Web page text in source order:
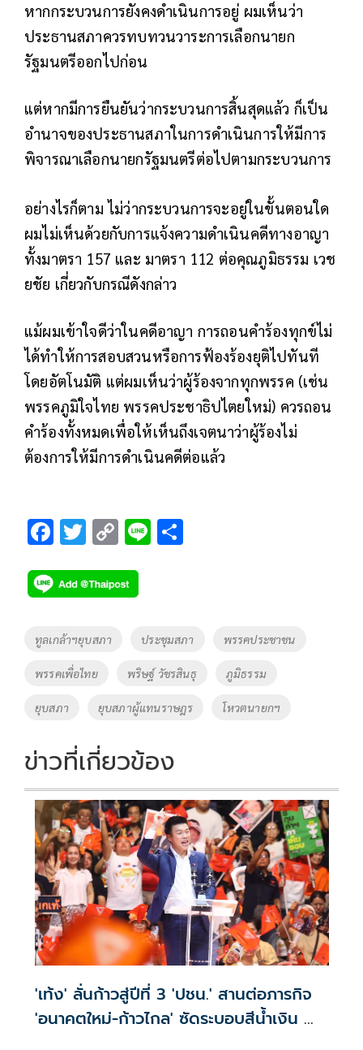
หากกระบวนการยังคงดำเนินการอยู่ ผมเห็นว่า
ประธานสภาควรทบทวนวาระการเลือกนายก
รัฐมนตรีออกไปก่อน
แต่หากมีการยืนยันว่ากระบวนการสิ้นสุดแล้ว ก็เป็น
อำนาจของประธานสภาในการดำเนินการให้มีการ
พิจารณาเลือกนายกรัฐมนตรีต่อไปตามกระบวนการ
อย่างไรก็ตาม ไม่ว่ากระบวนการจะอยู่ในขั้นตอนใด
ผมไม่เห็นด้วยกับการแจ้งความดำเนินคดีทางอาญา
ทั้งมาตรา 157 และ มาตรา 112 ต่อคุณภูมิธรรม เวช
ยชัย เกี่ยวกับกรณีดังกล่าว
แม้ผมเข้าใจดีว่าในคดีอาญา การถอนคำร้องทุกข์ไม่
ได้ทำให้การสอบสวนหรือการฟ้องร้องยุติไปทันที
โดยอัตโนมัติ แต่ผมเห็นว่าผู้ร้องจากทุกพรรค (เช่น
พรรคภูมิใจไทย พรรคประชาธิปไตยใหม่) ควรถอน
คำร้องทั้งหมดเพื่อให้เห็นถึงเจตนาว่าผู้ร้องไม่
ต้องการให้มีการดำเนินคดีต่อแล้ว
F
e
b
o
o
k
T
tt
er
C
p
y
k
Li
Tags
ทูลเกล้าฯยุบสภา ประชุมสภา พรรคประชาชน
พรรคเพื่อไทย พริษฐ์ วัชรสินธุ ภูมิธรรม
ยุบสภา ยุบสภาผู้แทนราษฎร โหวตนายกฯ
ข่าวที่เกี่ยวข้อง
'เท้ง' ลั่นก้าวสู่ปีที่ 3 'ปชน.' สานต่อภารกิจ
'อนาคตใหม่-ก้าวไกล' ซัดระบอบสีน้ำเงิน ทำ